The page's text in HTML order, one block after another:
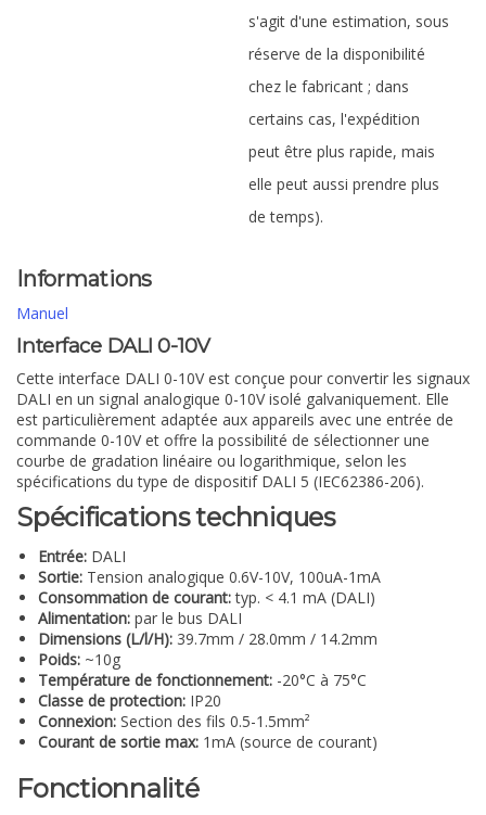
s'agit d'une estimation, sous
réserve de la disponibilité
chez le fabricant ; dans
certains cas, l'expédition
peut être plus rapide, mais
elle peut aussi prendre plus
de temps).
Informations
Manuel
Interface DALI 0-10V
Cette interface DALI 0-10V est conçue pour convertir les signaux
DALI en un signal analogique 0-10V isolé galvaniquement. Elle
est particulièrement adaptée aux appareils avec une entrée de
commande 0-10V et offre la possibilité de sélectionner une
courbe de gradation linéaire ou logarithmique, selon les
spécifications du type de dispositif DALI 5 (IEC62386-206).
Spécifications techniques
Entrée: DALI
Sortie: Tension analogique 0.6V-10V, 100uA-1mA
Consommation de courant:typ. < 4.1 mA (DALI)
Alimentation: par le bus DALI
Dimensions (L/l/H): 39.7mm / 28.0mm / 14.2mm
Poids: ~10g
Température de fonctionnement: -20°C à 75°C
Classe de protection: IP20
Connexion: Section des fils 0.5-1.5mm²
Courant de sortie max: 1mA (source de courant)
Fonctionnalité